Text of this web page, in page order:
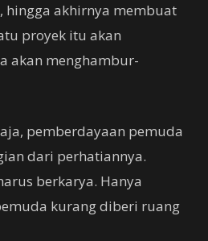
hingga akhirnya membuat
proyek itu akan
akan menghambur-
pemberdayaan pemuda
dari perhatiannya.
berkarya. Hanya
kurang diberi ruang